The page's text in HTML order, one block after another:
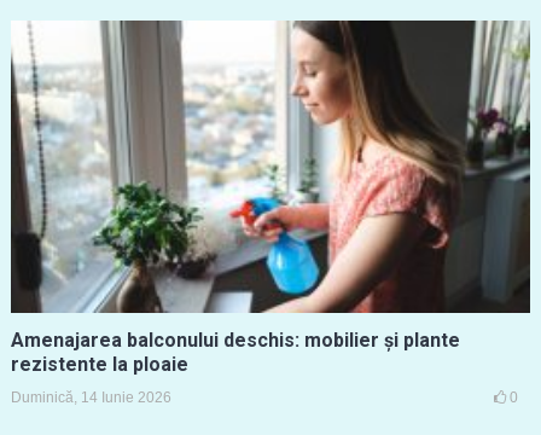
Amenajarea balconului deschis: mobilier și plante
rezistente la ploaie
Duminică, 14 Iunie 2026 0